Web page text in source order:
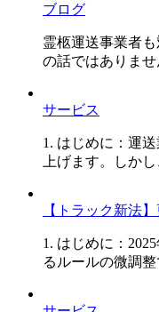
ブログ
霊柩運送事業者
の話ではありま
サービス
1. はじめに：運
上げます。しか
【トラック新法
1. はじめに：
るルールの微調